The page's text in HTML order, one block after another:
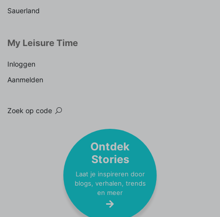
Sauerland
My Leisure Time
Inloggen
Aanmelden
Zoek op code
Ontdek
Stories
Laat je inspireren door
blogs, verhalen, trends
en meer